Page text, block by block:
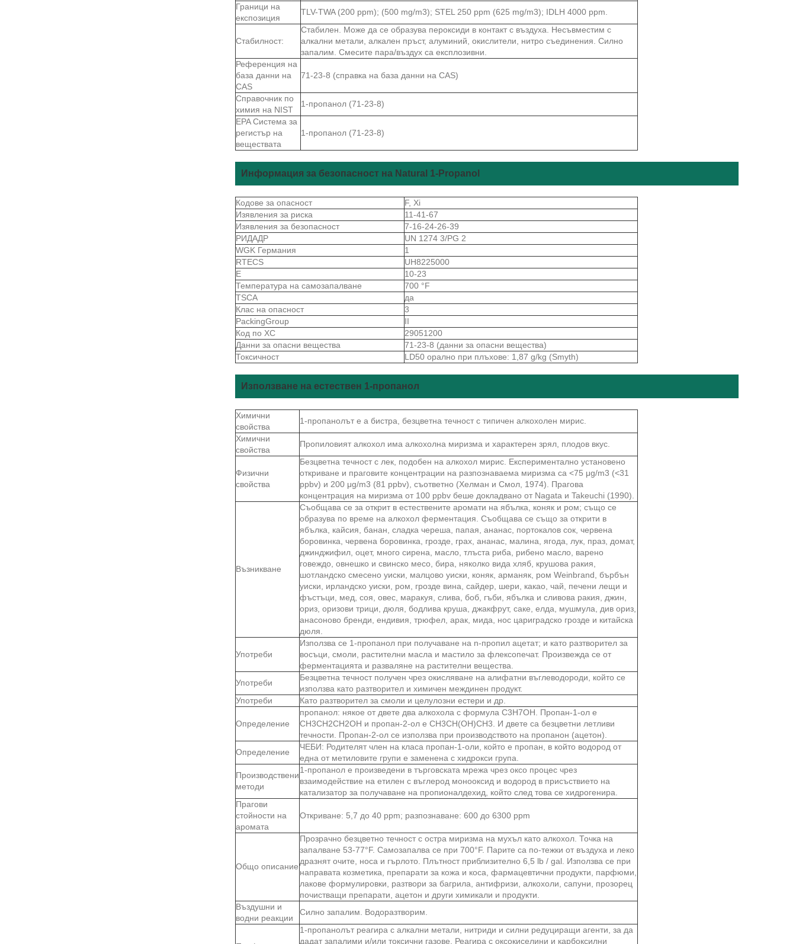
Граници на
експозиция
TLV-TWA (200 ppm); (500 mg/m3); STEL 250 ppm (625 mg/m3); IDLH 4000 ppm.
Стабилност:
Стабилен. Може да се образува пероксиди в контакт с въздуха. Несъвместим с
алкални метали, алкален пръст, алуминий, окислители, нитро съединения. Силно
запалим. Смесите пара/въздух са експлозивни.
Референция на
база данни на
CAS
71-23-8 (справка на база данни на CAS)
Справочник по
химия на NIST
1-пропанол (71-23-8)
EPA Система за
регистър на
веществата
1-пропанол (71-23-8)
Информация за безопасност на Natural 1-Propanol
Кодове за опасност
F, Xi
Изявления за риска
11-41-67
Изявления за безопасност
7-16-24-26-39
РИДАДР
UN 1274 3/PG 2
WGK Германия
1
RTECS
UH8225000
Е
10-23
Температура на самозапалване
700 °F
TSCA
да
Клас на опасност
3
PackingGroup
II
Код по ХС
29051200
Данни за опасни вещества
71-23-8 (данни за опасни вещества)
Токсичност
LD50 орално при плъхове: 1,87 g/kg (Smyth)
Използване на естествен 1-пропанол
Химични
свойства
1-пропанолът е a бистра, безцветна течност с типичен алкохолен мирис.
Химични
свойства
Пропиловият алкохол има алкохолна миризма и характерен зрял, плодов вкус.
Физични
свойства
Безцветна течност с лек, подобен на алкохол мирис. Експериментално установено
откриване и праговите концентрации на разпознаваема миризма са <75 μg/m3 (<31
ppbv) и 200 μg/m3 (81 ppbv), съответно (Хелман и Смол, 1974). Прагова
концентрация на миризма от 100 ppbv беше докладвано от Nagata и Takeuchi (1990).
Възникване
Съобщава се за открит в естествените аромати на ябълка, коняк и ром; също се
образува по време на алкохол ферментация. Съобщава се също за открити в
ябълка, кайсия, банан, сладка череша, папая, ананас, портокалов сок, червена
боровинка, червена боровинка, грозде, грах, ананас, малина, ягода, лук, праз, домат,
джинджифил, оцет, много сирена, масло, тлъста риба, рибено масло, варено
говеждо, овнешко и свинско месо, бира, няколко вида хляб, крушова ракия,
шотландско смесено уиски, малцово уиски, коняк, арманяк, ром Weinbrand, бърбън
уиски, ирландско уиски, ром, грозде вина, сайдер, шери, какао, чай, печени лещи и
фъстъци, мед, соя, овес, маракуя, слива, боб, гъби, ябълка и сливова ракия, джин,
ориз, оризови трици, дюля, бодлива круша, джакфрут, саке, елда, мушмула, див ориз,
анасоново бренди, ендивия, трюфел, арак, мида, нос цариградско грозде и китайска
дюля.
Употреби
Използва се 1-пропанол при получаване на n-пропил ацетат; и като разтворител за
восъци, смоли, растителни масла и мастило за флексопечат. Произвежда се от
ферментацията и разваляне на растителни вещества.
Употреби
Безцветна течност получен чрез окисляване на алифатни въглеводороди, който се
използва като разтворител и химичен междинен продукт.
Употреби
Като разтворител за смоли и целулозни естери и др.
Определение
пропанол: някое от двете два алкохола с формула C3H7OH. Пропан-1-ол е
CH3CH2CH2OH и пропан-2-ол е CH3CH(OH)CH3. И двете са безцветни летливи
течности. Пропан-2-ол се използва при производството на пропанон (ацетон).
Определение
ЧЕБИ: Родителят член на класа пропан-1-оли, който е пропан, в който водород от
една от метиловите групи е заменена с хидрокси група.
Производствени
методи
1-пропанол е произведени в търговската мрежа чрез оксо процес чрез
взаимодействие на етилен с въглерод монооксид и водород в присъствието на
катализатор за получаване на пропионалдехид, който след това се хидрогенира.
Прагови
стойности на
аромата
Откриване: 5,7 до 40 ppm; разпознаване: 600 до 6300 ppm
Общо описание
Прозрачно безцветно течност с остра миризма на мухъл като алкохол. Точка на
запалване 53-77°F. Самозапалва се при 700°F. Парите са по-тежки от въздуха и леко
дразнят очите, носа и гърлото. Плътност приблизително 6,5 lb / gal. Използва се при
направата козметика, препарати за кожа и коса, фармацевтични продукти, парфюми,
лакове формулировки, разтвори за багрила, антифризи, алкохоли, сапуни, прозорец
почистващи препарати, ацетон и други химикали и продукти.
Въздушни и
водни реакции
Силно запалим. Водоразтворим.
1-пропанолът реагира с алкални метали, нитриди и силни редуциращи агенти, за да
дадат запалими и/или токсични газове. Реагира с оксокиселини и карбоксилни